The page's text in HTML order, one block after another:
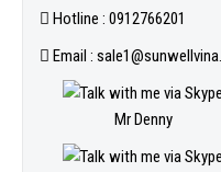
Hotline : 0912766201
Email :
Mr Denny